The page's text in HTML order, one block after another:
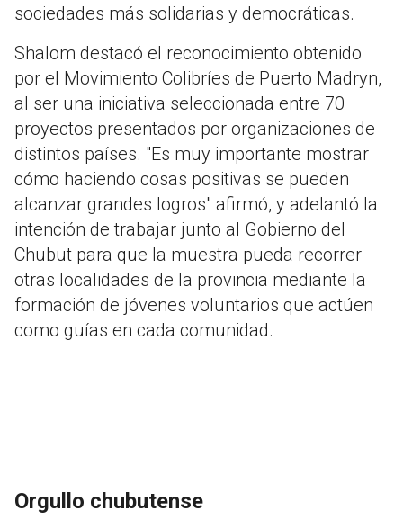
sociedades más solidarias y democráticas.
Shalom destacó el reconocimiento obtenido
por el Movimiento Colibríes de Puerto Madryn,
al ser una iniciativa seleccionada entre 70
proyectos presentados por organizaciones de
distintos países. "Es muy importante mostrar
cómo haciendo cosas positivas se pueden
alcanzar grandes logros" afirmó, y adelantó la
intención de trabajar junto al Gobierno del
Chubut para que la muestra pueda recorrer
otras localidades de la provincia mediante la
formación de jóvenes voluntarios que actúen
como guías en cada comunidad.
Orgullo chubutense